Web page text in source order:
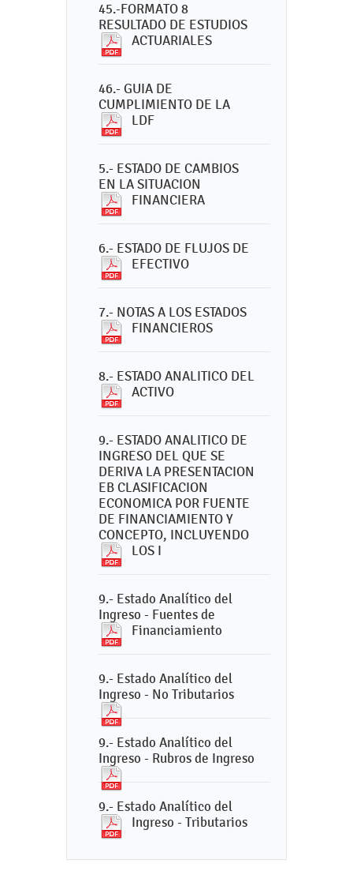
45.-FORMATO 8
RESULTADO DE ESTUDIOS
ACTUARIALES
46.- GUIA DE
CUMPLIMIENTO DE LA
LDF
5.- ESTADO DE CAMBIOS
EN LA SITUACION
FINANCIERA
6.- ESTADO DE FLUJOS DE
EFECTIVO
7.- NOTAS A LOS ESTADOS
FINANCIEROS
8.- ESTADO ANALITICO DEL
ACTIVO
9.- ESTADO ANALITICO DE
INGRESO DEL QUE SE
DERIVA LA PRESENTACION
EB CLASIFICACION
ECONOMICA POR FUENTE
DE FINANCIAMIENTO Y
CONCEPTO, INCLUYENDO
LOS I
9.- Estado Analítico del
Ingreso - Fuentes de
Financiamiento
9.- Estado Analítico del
Ingreso - No Tributarios
9.- Estado Analítico del
Ingreso - Rubros de Ingreso
9.- Estado Analítico del
Ingreso - Tributarios